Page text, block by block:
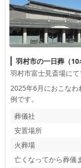
羽村市の一日葬（10
羽村市富士見斎場に
2025年6月におこなわ
例です。
葬儀社
安置場所
火葬場
亡くなってから葬儀